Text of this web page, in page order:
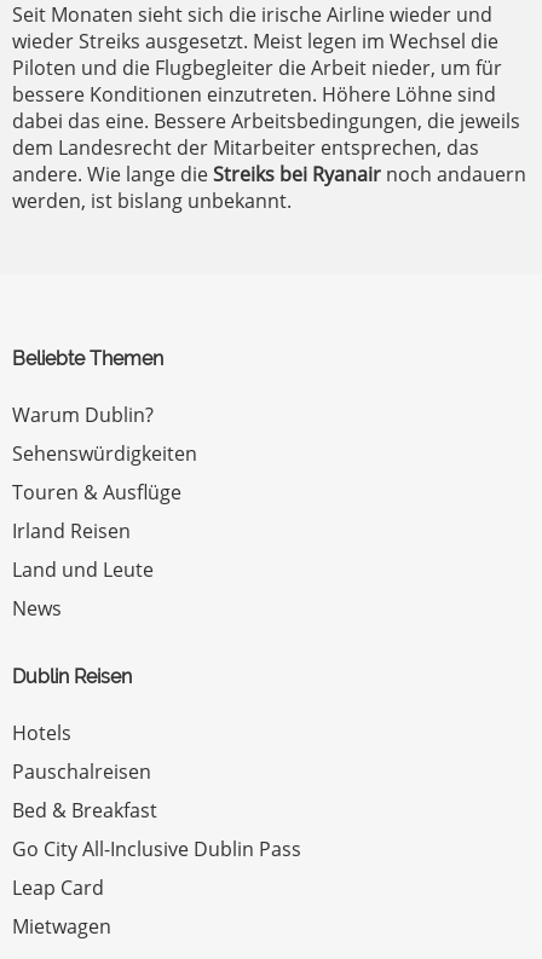
Seit Monaten sieht sich die irische Airline wieder und
wieder Streiks ausgesetzt. Meist legen im Wechsel die
Piloten und die Flugbegleiter die Arbeit nieder, um für
bessere Konditionen einzutreten. Höhere Löhne sind
dabei das eine. Bessere Arbeitsbedingungen, die jeweils
dem Landesrecht der Mitarbeiter entsprechen, das
andere. Wie lange dieStreiks bei Ryanair noch andauern
werden, ist bislang unbekannt.
Beliebte Themen
Warum Dublin?
Sehenswürdigkeiten
Touren & Ausflüge
Irland Reisen
Land und Leute
News
Dublin Reisen
Hotels
Pauschalreisen
Bed & Breakfast
Go City All-Inclusive Dublin Pass
Leap Card
Mietwagen